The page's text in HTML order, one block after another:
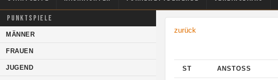
PUNKTSPIELE
MÄNNER
FRAUEN
JUGEND
zurück
ST ANSTOSS